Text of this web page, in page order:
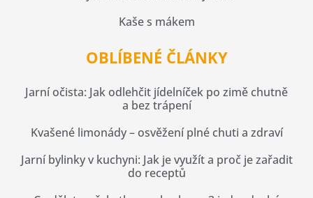
Kaše s mákem
OBLÍBENÉ ČLÁNKY
Jarní očista: Jak odlehčit jídelníček po zimě chutně
a bez trápení
Kvašené limonády – osvěžení plné chuti a zdraví
Jarní bylinky v kuchyni: Jak je využít a proč je zařadit
do receptů